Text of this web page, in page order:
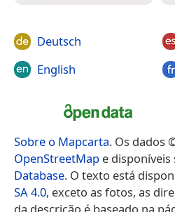
Deutsch
English
Sobre o Mapcarta. Os dados
OpenStreetMap e disponíveis
Database. O texto está
SA 4.0, exceto as fotos, as